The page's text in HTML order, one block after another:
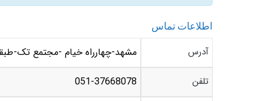
اطلاعات تماس
آدرس مشهد-چهارراه خیام -مجتمع تک-طبقه 5-واحد 509 – شرکت ماهان
تلفن 051-37668078